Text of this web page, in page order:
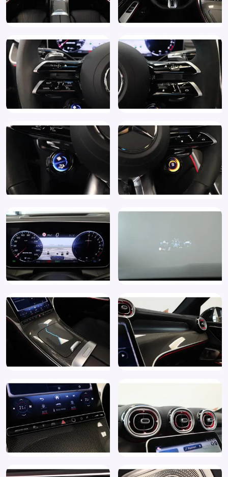
LED achterlichten
Lendesteun(en) verstelbaar
Lichtmetalen velgen multi-spaaks 21"
Luxe lederen interieur
Matrix LED koplampen
Metaalkleur
Multimedia scherm standaard
Navigatiesysteem full map + hard disk
Oplaadmogelijkheid
Parkeer assistent
Parkeersensor achter
Passagiersstoel in hoogte verstelbaar
Regensensor
Rijstrooksensor met correctie
Roll Stability Control
Rondomzicht camera
Sfeerverlichting
Sportief interieur
Sportstoelen
Sportstuur
Spraakbediening
Stuurbekrachtiging snelheidsafhankelijk
Stuur multifunctioneel
Stuur nappaleder
Stuur verstelbaar
Uitparkeer waarschuwing
Verkeersbord detectie
Vermoeidheids herkenning